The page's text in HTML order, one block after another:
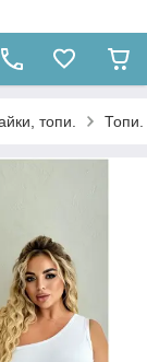
топи. Топи.